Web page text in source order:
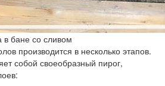
в бане со сливом
производится в несколько этапов.
собой своеобразный пирог,